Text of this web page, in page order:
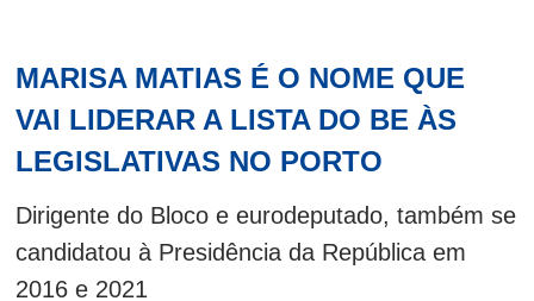
MARISA MATIAS É O NOME QUE
VAI LIDERAR A LISTA DO BE ÀS
LEGISLATIVAS NO PORTO
Dirigente do Bloco e eurodeputado, também se
candidatou à Presidência da República em
2016 e 2021